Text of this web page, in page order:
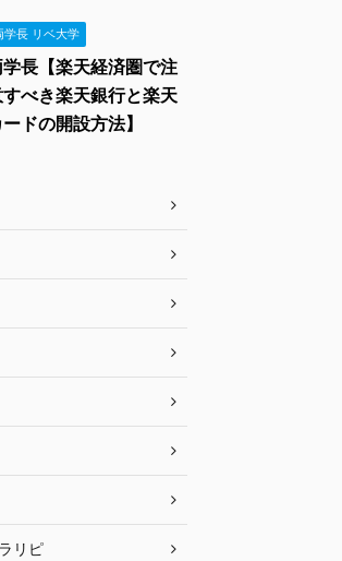
学長 リベ大学
学長【楽天経済圏で注
べき楽天銀行と楽天
ドの開設方法】
リピ